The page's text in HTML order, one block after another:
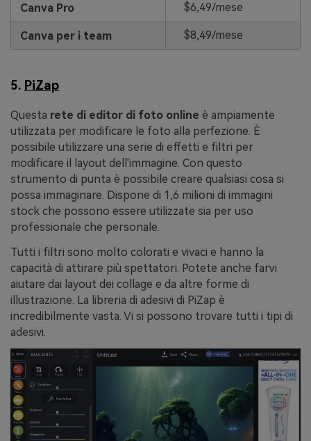
Canva Pro $6,49/mese
Canva per i team $8,49/mese
5. PiZap
Questa rete di editor di foto online è ampiamente
utilizzata per modificare le foto alla perfezione. È
possibile utilizzare una serie di effetti e filtri per
modificare il layout dell'immagine. Con questo
strumento di punta è possibile creare qualsiasi cosa si
possa immaginare. Dispone di 1,6 milioni di immagini
stock che possono essere utilizzate sia per uso
professionale che personale.
Tutti i filtri sono molto colorati e vivaci e hanno la
capacità di attirare più spettatori. Potete anche farvi
aiutare dai layout dei collage e da altre forme di
illustrazione. La libreria di adesivi di PiZap è
incredibilmente vasta. Vi si possono trovare tutti i tipi di
adesivi.